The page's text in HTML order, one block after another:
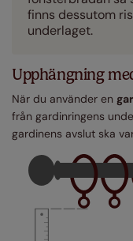
finns dessutom
underlaget.
Upphängning
När du använder en
från gardinringens
gardinens avslut ska